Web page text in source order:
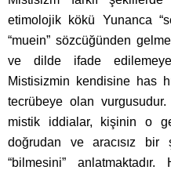
etimolojik kökü Yunanca
“muein” sözcüğünden
ve dilde ifade
Mistisizmin kendisine has
tecrübeye olan
mistik iddialar, kişinin o
doğrudan ve aracısız bir
“bilmesini”